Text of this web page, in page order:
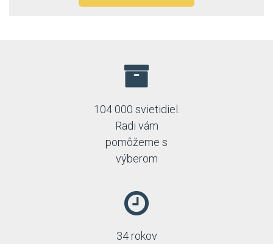
104 000 svietidiel.
Radi vám
pomôžeme s
výberom
34 rokov